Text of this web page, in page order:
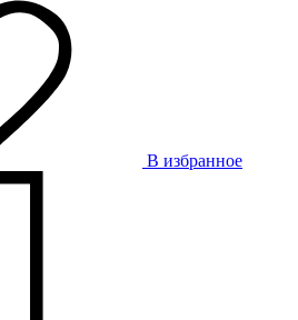
В избранное